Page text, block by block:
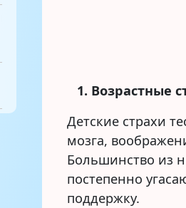
1. Возрастные
Детские страхи
мозга,
Большинство из
постепенно
поддержку.